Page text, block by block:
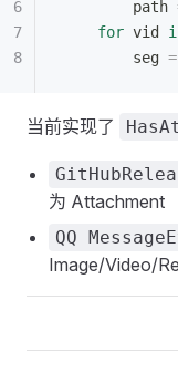
        path
    for
vid
        seg
=
当前实现了
为 Attachment
QQ
Image/Video/